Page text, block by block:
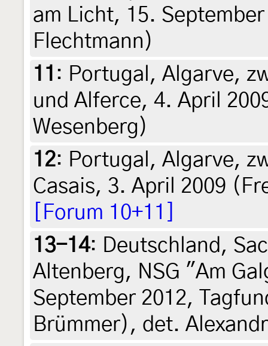
am Licht, 15.
Flechtmann)
11 : Portugal, Algarve,
und Alferce, 4. April
Wesenberg)
12: Portugal, Algarve,
Casais, 3. April 2009
[Forum 10+11]
13-14: Deutschland,
Altenberg, NSG "Am
September 2012,
Brümmer), det.